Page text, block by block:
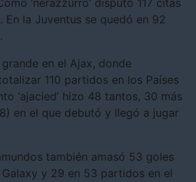
‘nerazzurro’ disputó 117 citas
En la Juventus se quedó en 92
en el Ajax, donde
110 partidos en los Países
‘ajacied’ hizo 48 tantos, 30 más
en el que debutó y llegó a jugar
también amasó 53 goles
y 29 en 53 partidos en el